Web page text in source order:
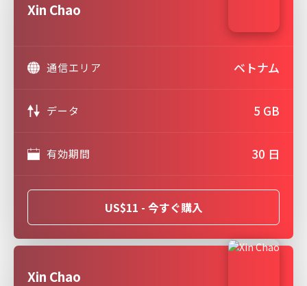
Xin Chao
通信エリア ベトナム
データ 5 GB
有効期間 30 日
US$11 - 今すぐ購入
Xin Chao